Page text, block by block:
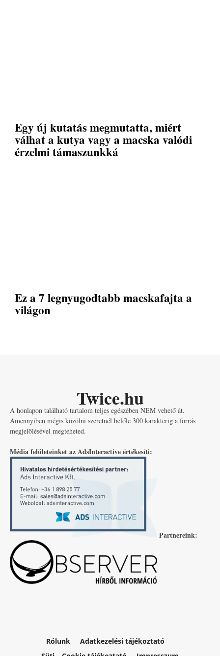
Egy új kutatás megmutatta, miért
válhat a kutya vagy a macska valódi
érzelmi támaszunkká
Ez a 7 legnyugodtabb macskafajta a
világon
Twice.hu
A honlapon található tartalom teljes egészében NEM vehető át.
Amennyiben mégis közölni szeretnél belőle 300 karakterig a forrás
megjelölésével megteheted.
Média felületeinket az AdsInteractive értékesíti:
Partnereink:
Rólunk
Adatkezelési tájékoztató